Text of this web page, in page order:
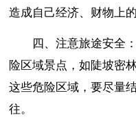
造成自己经济、财物上的
四、注意旅途安全
险区域景点，如陡坡密
这些危险区域，要尽量
往。